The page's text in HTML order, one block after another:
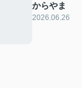
からやま
2026.06.26